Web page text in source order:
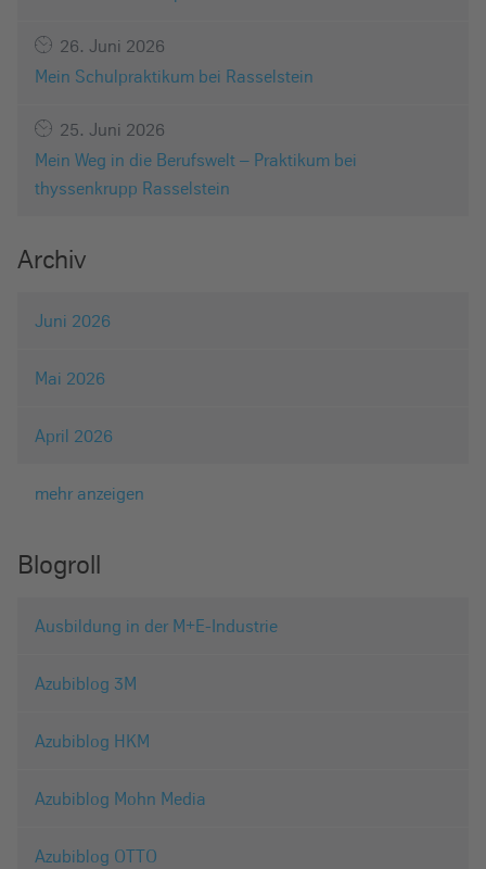
26. Juni 2026
Mein Schulpraktikum bei Rasselstein
25. Juni 2026
Mein Weg in die Berufswelt – Praktikum bei
thyssenkrupp Rasselstein
Archiv
Juni 2026
Mai 2026
April 2026
mehr anzeigen
Blogroll
Ausbildung in der M+E-Industrie
Azubiblog 3M
Azubiblog HKM
Azubiblog Mohn Media
Azubiblog OTTO